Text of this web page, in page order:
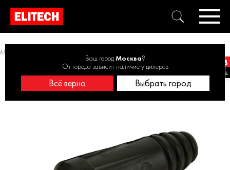
Ваш городМосква?
От города зависит наличие у дилеров
Всё верно Выбрать город
зажимы, наборы